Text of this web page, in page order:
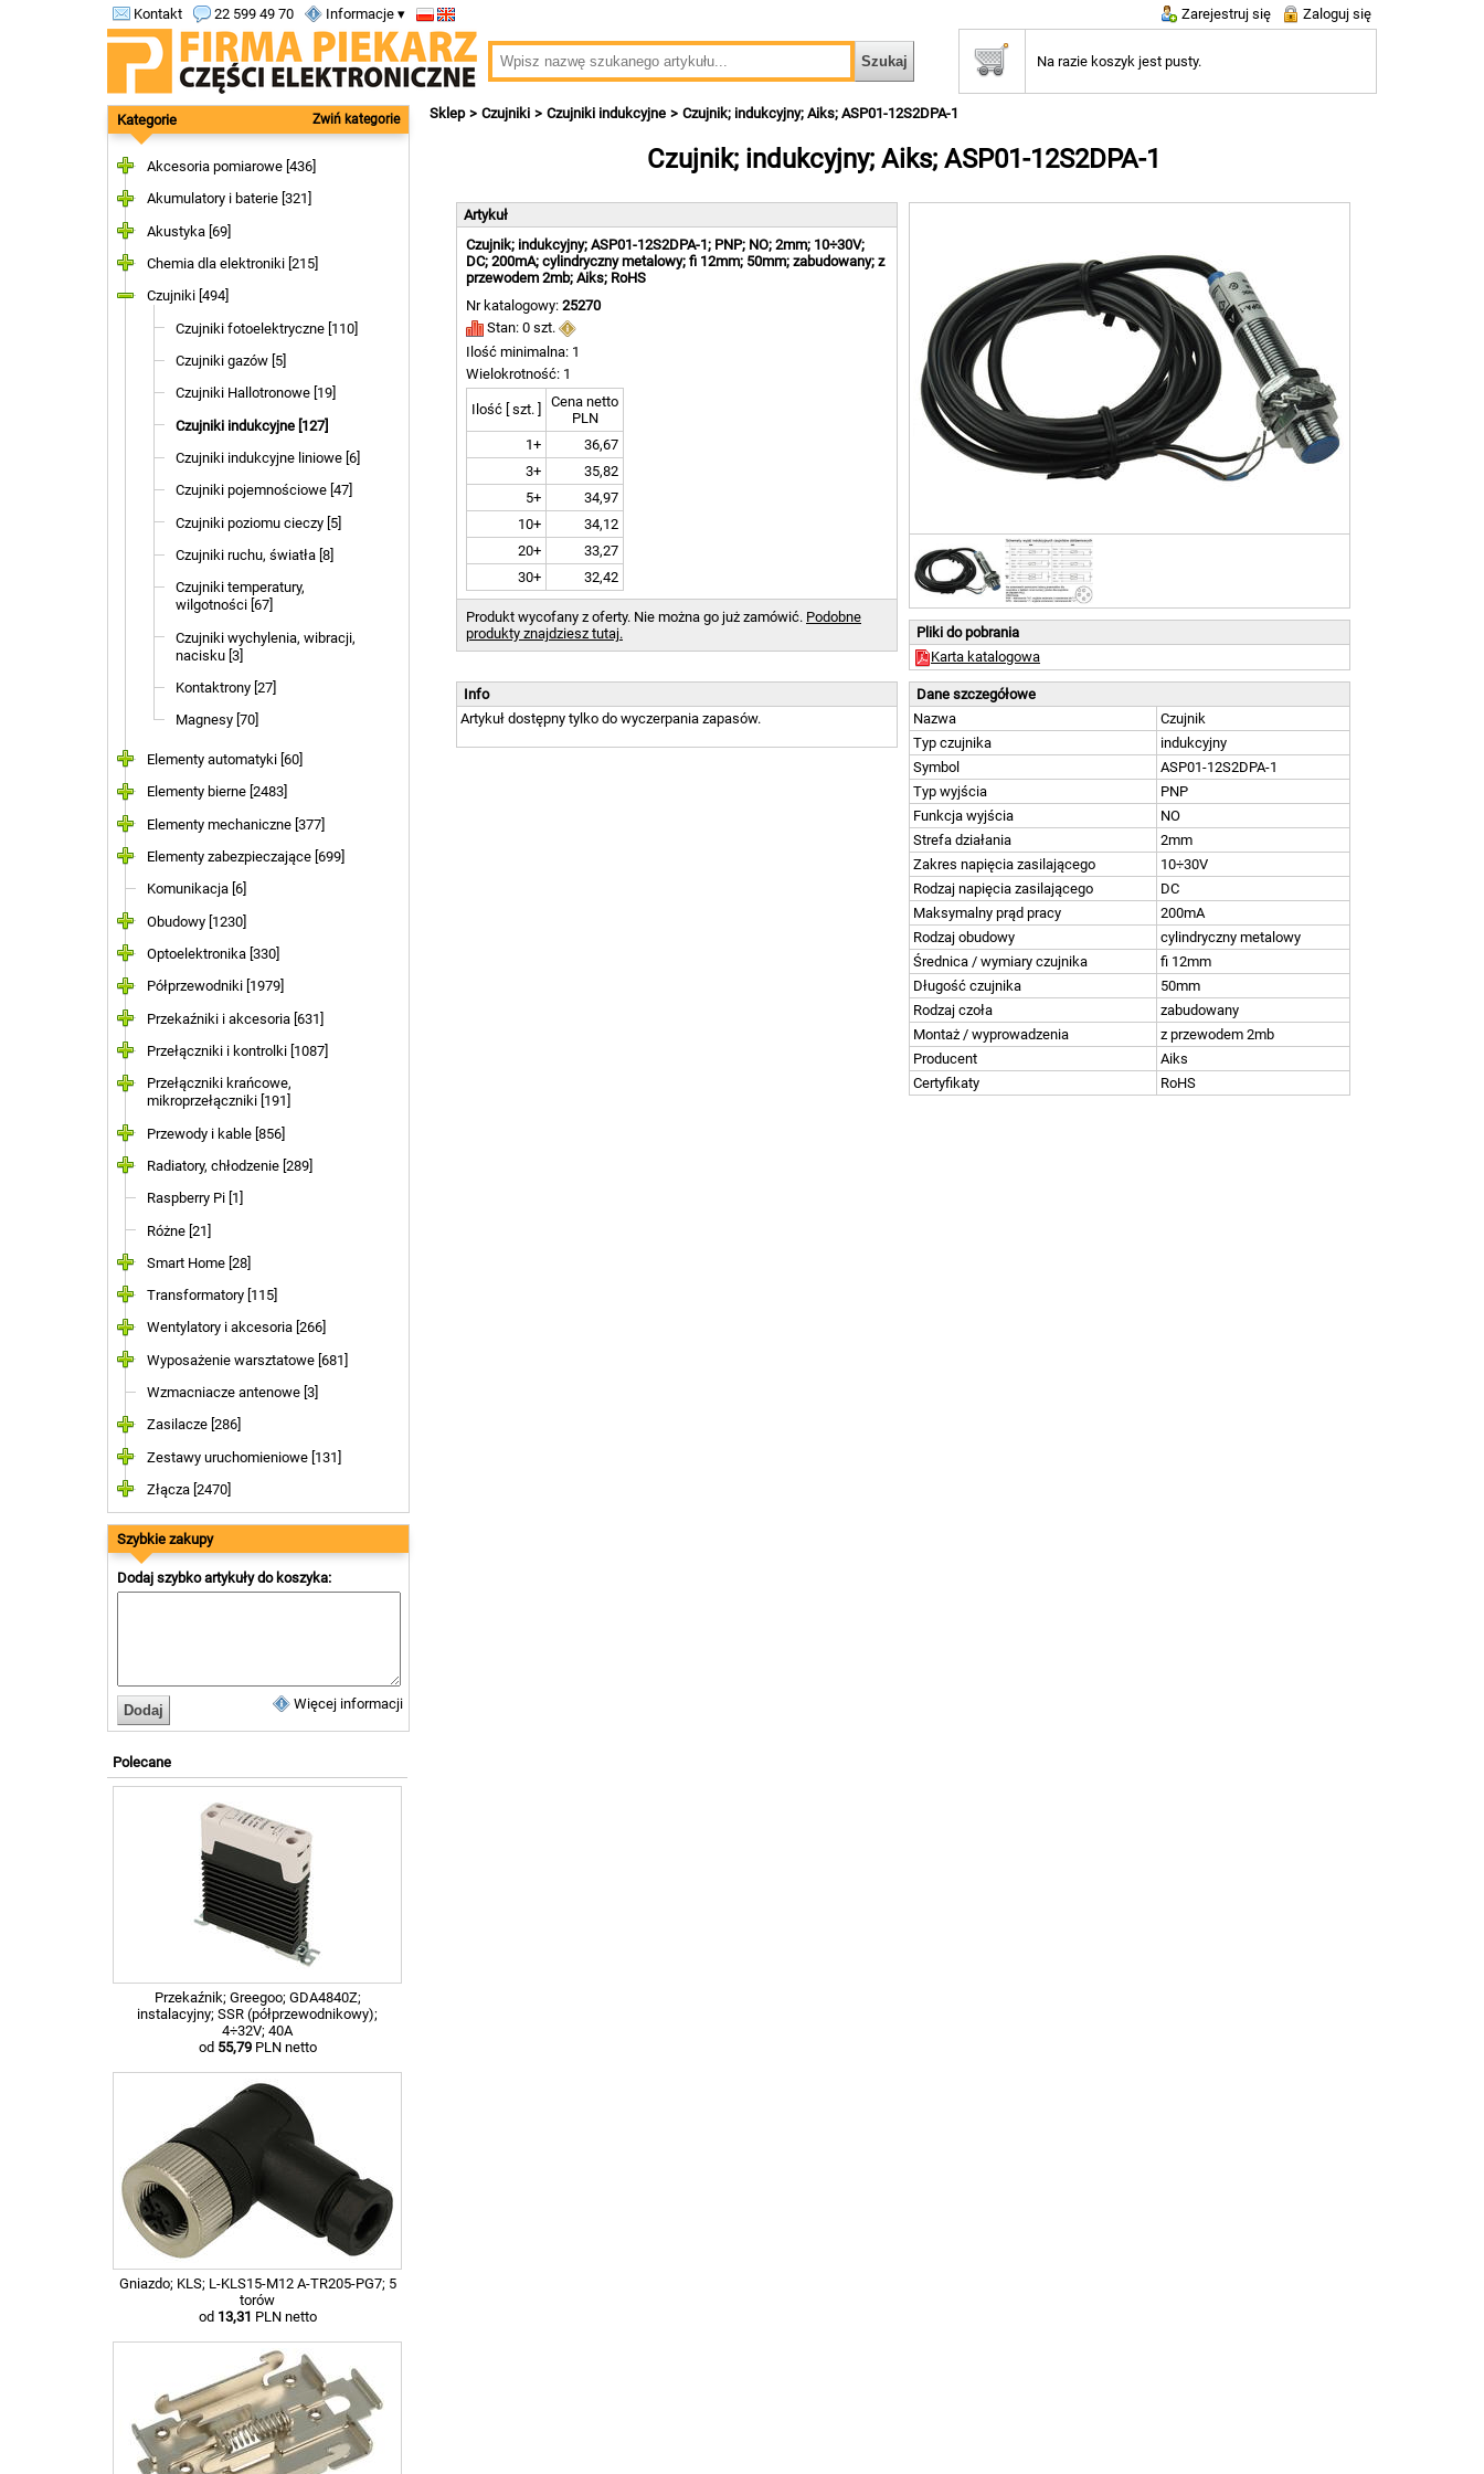
Kontakt 22 599 49 70 Informacje ▾ Zarejestruj się Zaloguj się
Na razie koszyk jest pusty.
Kategorie Zwiń kategorie
Akcesoria pomiarowe [436]
Akumulatory i baterie [321]
Akustyka [69]
Chemia dla elektroniki [215]
Czujniki [494]
Czujniki fotoelektryczne [110]
Czujniki gazów [5]
Czujniki Hallotronowe [19]
Czujniki indukcyjne [127]
Czujniki indukcyjne liniowe [6]
Czujniki pojemnościowe [47]
Czujniki poziomu cieczy [5]
Czujniki ruchu, światła [8]
Czujniki temperatury,
wilgotności [67]
Czujniki wychylenia, wibracji,
nacisku [3]
Kontaktrony [27]
Magnesy [70]
Elementy automatyki [60]
Elementy bierne [2483]
Elementy mechaniczne [377]
Elementy zabezpieczające [699]
Komunikacja [6]
Obudowy [1230]
Optoelektronika [330]
Półprzewodniki [1979]
Przekaźniki i akcesoria [631]
Przełączniki i kontrolki [1087]
Przełączniki krańcowe,
mikroprzełączniki [191]
Przewody i kable [856]
Radiatory, chłodzenie [289]
Raspberry Pi [1]
Różne [21]
Smart Home [28]
Transformatory [115]
Wentylatory i akcesoria [266]
Wyposażenie warsztatowe [681]
Wzmacniacze antenowe [3]
Zasilacze [286]
Zestawy uruchomieniowe [131]
Złącza [2470]
Szybkie zakupy
Dodaj szybko artykuły do koszyka:
Więcej informacji
Polecane
Przekaźnik; Greegoo; GDA4840Z;
instalacyjny; SSR (półprzewodnikowy);
4÷32V; 40A
od 55,79PLN netto
Gniazdo; KLS; L-KLS15-M12 A-TR205-PG7; 5
torów
od 13,31 PLN netto
Sklep Czujniki Czujniki indukcyjne Czujnik; indukcyjny; Aiks; ASP01-12S2DPA-1
Czujnik; indukcyjny; Aiks; ASP01-12S2DPA-1
Pliki do pobrania
Karta katalogowa
Artykuł
Czujnik; indukcyjny; ASP01-12S2DPA-1; PNP; NO; 2mm; 10÷30V;
DC; 200mA; cylindryczny metalowy; fi 12mm; 50mm; zabudowany; z
przewodem 2mb; Aiks; RoHS
Nr katalogowy: 25270
Stan: 0 szt.
Ilość minimalna: 1
Wielokrotność: 1
Ilość [ szt. ]
Cena netto
PLN
1+
36,67
3+
35,82
5+
34,97
10+
34,12
20+
33,27
30+
32,42
Produkt wycofany z oferty. Nie można go już zamówić. Podobne
produkty znajdziesz tutaj.
Info
Artykuł dostępny tylko do wyczerpania zapasów.
Dane szczegółowe
Nazwa
Czujnik
Typ czujnika
indukcyjny
Symbol
ASP01-12S2DPA-1
Typ wyjścia
PNP
Funkcja wyjścia
NO
Strefa działania
2mm
Zakres napięcia zasilającego
10÷30V
Rodzaj napięcia zasilającego
DC
Maksymalny prąd pracy
200mA
Rodzaj obudowy
cylindryczny metalowy
Średnica / wymiary czujnika
fi 12mm
Długość czujnika
50mm
Rodzaj czoła
zabudowany
Montaż / wyprowadzenia
z przewodem 2mb
Producent
Aiks
Certyfikaty
RoHS